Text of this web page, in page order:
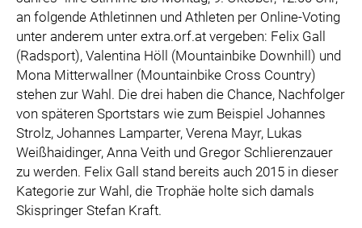
an folgende Athletinnen und Athleten per Online-Voting
unter anderem unter extra.orf.at vergeben: Felix Gall
(Radsport), Valentina Höll (Mountainbike Downhill) und
Mona Mitterwallner (Mountainbike Cross Country)
stehen zur Wahl. Die drei haben die Chance, Nachfolger
von späteren Sportstars wie zum Beispiel Johannes
Strolz, Johannes Lamparter, Verena Mayr, Lukas
Weißhaidinger, Anna Veith und Gregor Schlierenzauer
zu werden. Felix Gall stand bereits auch 2015 in dieser
Kategorie zur Wahl, die Trophäe holte sich damals
Skispringer Stefan Kraft.